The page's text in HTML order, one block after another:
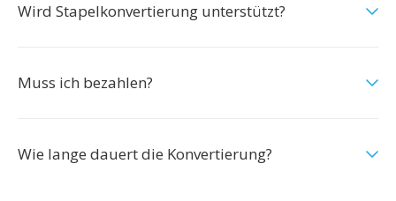
Wird Stapelkonvertierung unterstützt?
Muss ich bezahlen?
Wie lange dauert die Konvertierung?